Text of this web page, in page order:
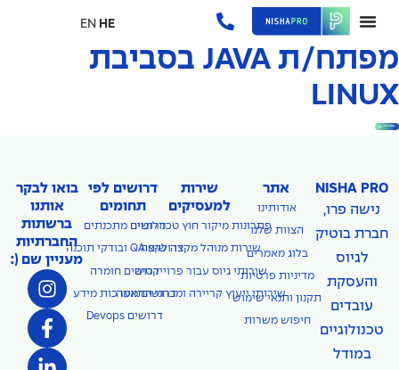
מפתח/ת JAVA בסביבת
LINUX
בואו נכיר
בואו לבקר
אותנו
ברשתות
החברתיות
מעניין שם (:
דרושים לפי
תחומים
דרושים מתכנתים
דרושים QA ובודקי תוכנה
דרושים חומרה
דרושים מערכות מידע
דרושים Devops
שירות
למעסיקים
פתרונות מיקור חוץ טכנולוגיים
שירות מנוהל מקצה לקצה
שירותי גיוס עבור פרוייקטים
שירותי ייעוץ קריירה ומבחני התאמה
אתר
אודותינו
הצוות שלנו
בלוג מאמרים
מדיניות פרטיות
תקנון ותנאי שימוש
חיפוש משרות
NISHA PRO
נישה פרו,
חברת בוטיק
לגיוס
והעסקת
עובדים
טכנולוגיים
במודל
EN HE